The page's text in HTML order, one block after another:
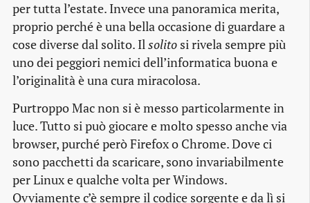
per tutta l’estate. Invece una panoramica merita,
proprio perché è una bella occasione di guardare a
cose diverse dal solito. Ilsolito si rivela sempre più
uno dei peggiori nemici dell’informatica buona e
l’originalità è una cura miracolosa.
Purtroppo Mac non si è messo particolarmente in
luce. Tutto si può giocare e molto spesso anche via
browser, purché però Firefox o Chrome. Dove ci
sono pacchetti da scaricare, sono invariabilmente
per Linux e qualche volta per Windows.
Ovviamente c’è sempre il codice sorgente e da lì si